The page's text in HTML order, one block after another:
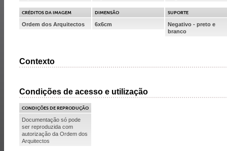
CRÉDITOS DA IMAGEM
Ordem dos Arquitectos
DIMENSÃO
6x6cm
SUPORTE
Negativo - preto e
branco
Contexto
Condições de acesso e utilização
CONDIÇÕES DE REPRODUÇÃO
Documentação só pode
ser reproduzida com
autorização da Ordem dos
Arquitectos